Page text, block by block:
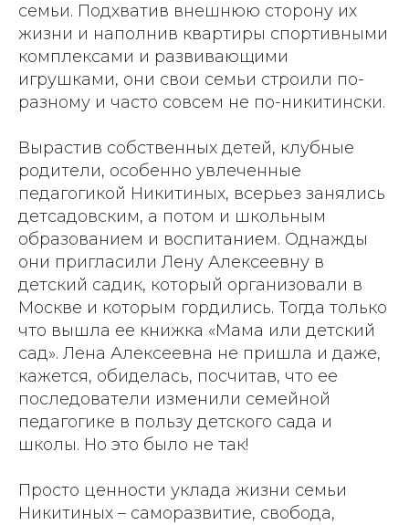
семьи. Подхватив внешнюю сторону их
жизни и наполнив квартиры спортивными
комплексами и развивающими
игрушками, они свои семьи строили по-
разному и часто совсем не по-никитински.
Вырастив собственных детей, клубные
родители, особенно увлеченные
педагогикой Никитиных, всерьез занялись
детсадовским, а потом и школьным
образованием и воспитанием. Однажды
они пригласили Лену Алексеевну в
детский садик, который организовали в
Москве и которым гордились. Тогда только
что вышла ее книжка «Мама или детский
сад». Лена Алексеевна не пришла и даже,
кажется, обиделась, посчитав, что ее
последователи изменили семейной
педагогике в пользу детского сада и
школы. Но это было не так!
Просто ценности уклада жизни семьи
Никитиных – саморазвитие, свобода,